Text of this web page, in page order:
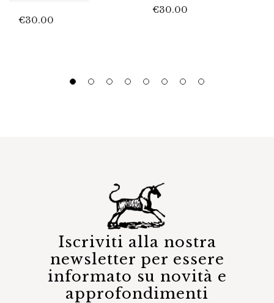
€30.00
€30.00
Iscriviti alla nostra
newsletter per essere
informato su novità e
approfondimenti